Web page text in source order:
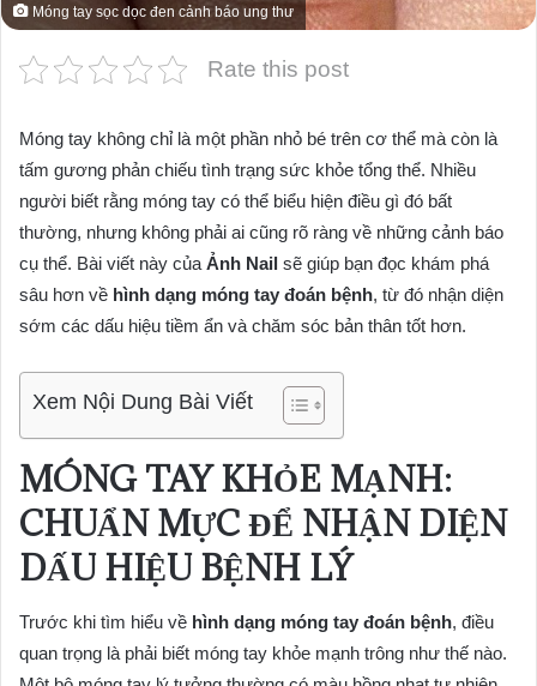
Móng tay sọc dọc đen cảnh báo ung thư
Rate this post
Móng tay không chỉ là một phần nhỏ bé trên cơ thể mà còn là
tấm gương phản chiếu tình trạng sức khỏe tổng thể. Nhiều
người biết rằng móng tay có thể biểu hiện điều gì đó bất
thường, nhưng không phải ai cũng rõ ràng về những cảnh báo
cụ thể. Bài viết này của Ảnh Nail sẽ giúp bạn đọc khám phá
sâu hơn về hình dạng móng tay đoán bệnh, từ đó nhận diện
sớm các dấu hiệu tiềm ẩn và chăm sóc bản thân tốt hơn.
Xem Nội Dung Bài Viết
MÓNG TAY KHỎE MẠNH:
CHUẨN MỰC ĐỂ NHẬN DIỆN
DẤU HIỆU BỆNH LÝ
Trước khi tìm hiểu về hình dạng móng tay đoán bệnh, điều
quan trọng là phải biết móng tay khỏe mạnh trông như thế nào.